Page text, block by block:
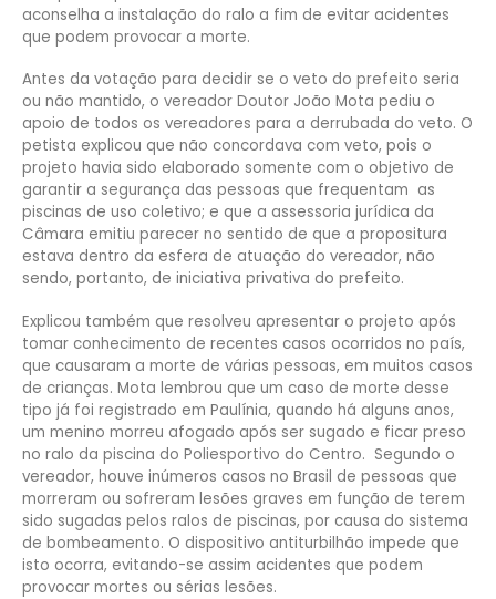
aconselha a instalação do ralo a fim de evitar acidentes
que podem provocar a morte.
Antes da votação para decidir se o veto do prefeito seria
ou não mantido, o vereador Doutor João Mota pediu o
apoio de todos os vereadores para a derrubada do veto. O
petista explicou que não concordava com veto, pois o
projeto havia sido elaborado somente com o objetivo de
garantir a segurança das pessoas que frequentam as
piscinas de uso coletivo; e que a assessoria jurídica da
Câmara emitiu parecer no sentido de que a propositura
estava dentro da esfera de atuação do vereador, não
sendo, portanto, de iniciativa privativa do prefeito.
Explicou também que resolveu apresentar o projeto após
tomar conhecimento de recentes casos ocorridos no país,
que causaram a morte de várias pessoas, em muitos casos
de crianças. Mota lembrou que um caso de morte desse
tipo já foi registrado em Paulínia, quando há alguns anos,
um menino morreu afogado após ser sugado e ficar preso
no ralo da piscina do Poliesportivo do Centro. Segundo o
vereador, houve inúmeros casos no Brasil de pessoas que
morreram ou sofreram lesões graves em função de terem
sido sugadas pelos ralos de piscinas, por causa do sistema
de bombeamento. O dispositivo antiturbilhão impede que
isto ocorra, evitando-se assim acidentes que podem
provocar mortes ou sérias lesões.